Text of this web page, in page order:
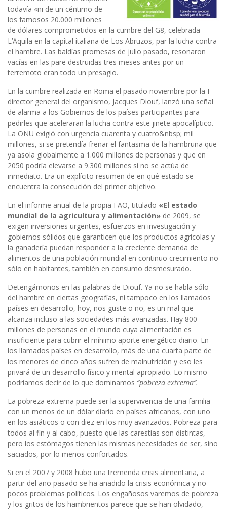
todavía «ni de un céntimo de
los famosos 20.000 millones
de dólares comprometidos en la cumbre del G8, celebrada
L’Aquila en la capital italiana de Los Abruzos, par la lucha contra
el hambre. Las baldías promesas de julio pasado, resonaron
vacías en las pare destruidas tres meses antes por un
terremoto eran todo un presagio.
En la cumbre realizada en Roma el pasado noviembre por la F
director general del organismo, Jacques Diouf, lanzó una señal
de alarma a los Gobiernos de los países participantes para
pedirles que aceleraran la lucha contra este jinete apocalíptico.
La ONU exigió con urgencia cuarenta y cuatro&nbsp; mil
millones, si se pretendía frenar el fantasma de la hambruna que
ya asola globalmente a 1.000 millones de personas y que en
2050 podría elevarse a 9.300 millones si no se actúa de
inmediato. Era un explícito resumen de en qué estado se
encuentra la consecución del primer objetivo.
En el informe anual de la propia FAO, titulado «El estado
mundial de la agricultura y alimentación» de 2009, se
exigen inversiones urgentes, esfuerzos en investigación y
gobiernos sólidos que garanticen que los productos agrícolas y
la ganadería puedan responder a la creciente demanda de
alimentos de una población mundial en continuo crecimiento no
sólo en habitantes, también en consumo desmesurado.
Detengámonos en las palabras de Diouf. Ya no se habla sólo
del hambre en ciertas geografías, ni tampoco en los llamados
países en desarrollo, hoy, nos guste o no, es un mal que
alcanza incluso a las sociedades más avanzadas. Hay 800
millones de personas en el mundo cuya alimentación es
insuficiente para cubrir el mínimo aporte energético diario. En
los llamados países en desarrollo, más de una cuarta parte de
los menores de cinco años sufren de malnutrición y eso les
privará de un desarrollo físico y mental apropiado. Lo mismo
podríamos decir de lo que dominamos “pobreza extrema”.
La pobreza extrema puede ser la supervivencia de una familia
con un menos de un dólar diario en países africanos, con uno
en los asiáticos o con diez en los muy avanzados. Pobreza para
todos al fin y al cabo, puesto que las carestías son distintas,
pero los estómagos tienen las mismas necesidades de ser, sino
saciados, por lo menos confortados.
Si en el 2007 y 2008 hubo una tremenda crisis alimentaria, a
partir del año pasado se ha añadido la crisis económica y no
pocos problemas políticos. Los engañosos varemos de pobreza
y los gritos de los hambrientos parece que se han olvidado,